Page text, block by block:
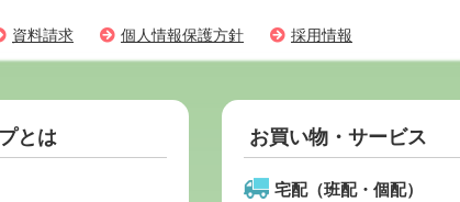
資料請求 個人情報保護方針 採用情報
とは お買い物・サービス
宅配（班配・個配）